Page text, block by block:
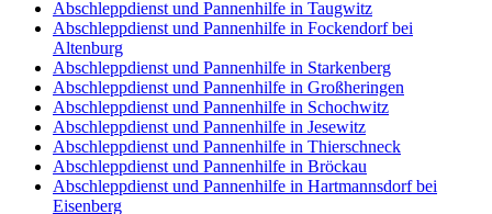
Abschleppdienst und Pannenhilfe in Taugwitz
Abschleppdienst und Pannenhilfe in Fockendorf bei
Altenburg
Abschleppdienst und Pannenhilfe in Starkenberg
Abschleppdienst und Pannenhilfe in Großheringen
Abschleppdienst und Pannenhilfe in Schochwitz
Abschleppdienst und Pannenhilfe in Jesewitz
Abschleppdienst und Pannenhilfe in Thierschneck
Abschleppdienst und Pannenhilfe in Bröckau
Abschleppdienst und Pannenhilfe in Hartmannsdorf bei
Eisenberg